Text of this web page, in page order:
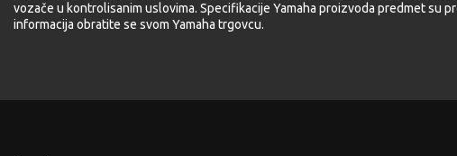
vozače u kontrolisanim uslovima. Specifikacije Yamaha proizvoda predmet su
informacija obratite se svom Yamaha trgovcu.